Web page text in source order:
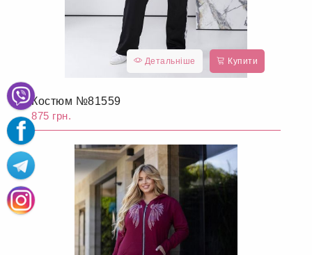
Детальніше Купити
Костюм №81559
875 грн.